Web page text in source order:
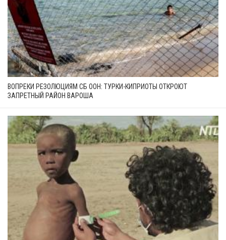
ВОПРЕКИ РЕЗОЛЮЦИЯМ СБ ООН: ТУРКИ-КИПРИОТЫ ОТКРОЮТ
ЗАПРЕТНЫЙ РАЙОН ВАРОША